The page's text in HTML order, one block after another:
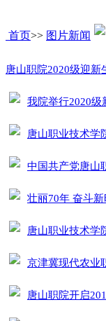
首页>> 图片新闻
唐山职院2020级迎
我院举行2020级
唐山职业技术学
中国共产党唐山
壮丽70年 奋斗
唐山职业技术学
京津冀现代农业
唐山职院开启